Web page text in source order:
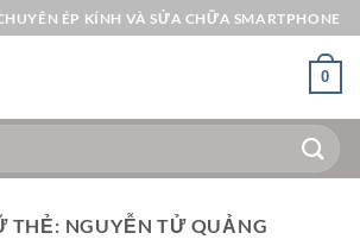
ÉP KÍNH VÀ SỬA CHỮA SMARTPHONE
0
THẺ: NGUYỄN TỬ QUẢNG